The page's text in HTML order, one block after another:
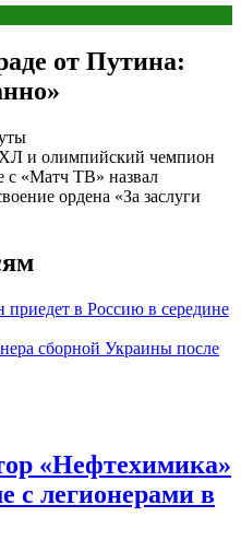
от Путина:
и олимпийский чемпион
с «Матч ТВ» назвал
ордена «За заслуги
в Россию в середине
сборной Украины после
«Нефтехимика»
с легионерами в